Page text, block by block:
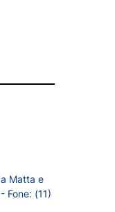
Matta e
Fone: (11)